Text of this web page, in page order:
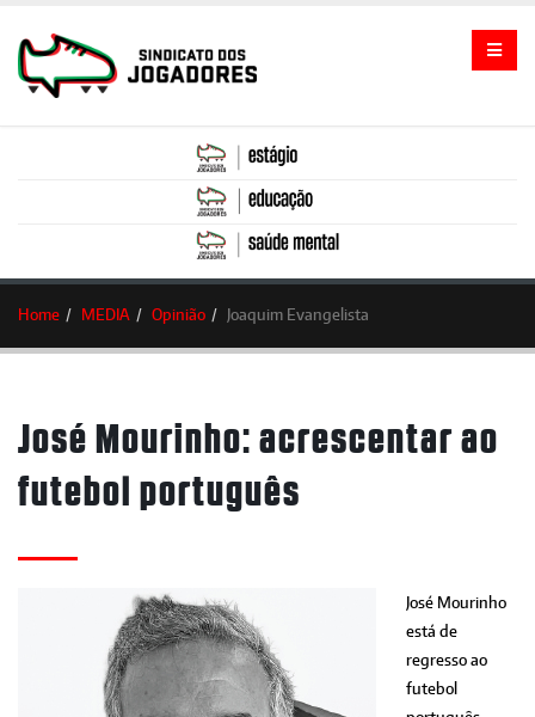
Home MEDIA Opinião Joaquim Evangelista
José Mourinho: acrescentar ao
futebol português
José Mourinho
está de
regresso ao
futebol